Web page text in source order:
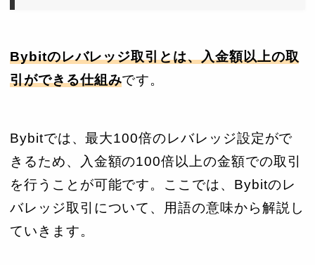
Bybitのレバレッジ取引とは、入金額以上の取
引ができる仕組みです。
Bybitでは、最大100倍のレバレッジ設定がで
きるため、入金額の100倍以上の金額での取引
を行うことが可能です。ここでは、Bybitのレ
バレッジ取引について、用語の意味から解説し
ていきます。